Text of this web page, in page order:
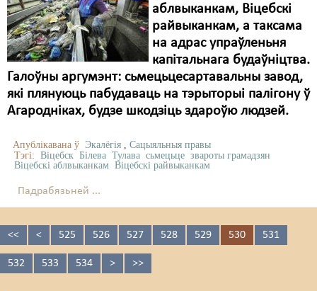
аблвыканкам, Віцебскі
райвыканкам, а таксама
на адрас упраўленьня
капітальнага будаўніцтва.
Галоўны аргумэнт: сьмецьцесартавальны завод,
які плянуюць пабудаваць на тэрыторыі палігону ў
Агародніках, будзе шкодзіць здароўю людзей.
Апублікавана ў Экалёгія , Сацыяльныя правы
Тэгі: Віцебск Білева Тулава сьмецьце звароты грамадзян
Віцебскі аблвыканкам Віцебскі райвыканкам
Падрабязьней ...
<< < 525 526 527 528 529 530 531
532 533 534 > >>